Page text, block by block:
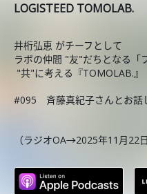
LOGISTEED TOMOLAB.
井桁弘恵 がチーフとして
ラボの仲間 "友"だちとなる「
"共"に考える『TOMOLAB.』
#095 斉藤真紀子さんとお話
（ラジオOA→2025年11月22日